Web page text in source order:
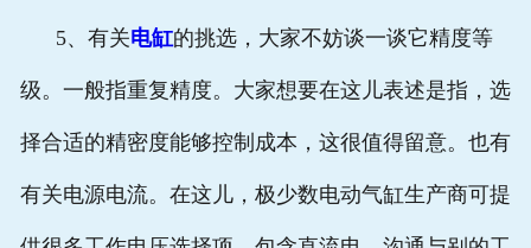
5、有关电缸的挑选，大家不妨谈一谈它精度等
级。一般指重复精度。大家想要在这儿表述是指，选
择合适的精密度能够控制成本，这很值得留意。也有
有关电源电流。在这儿，极少数电动气缸生产商可提